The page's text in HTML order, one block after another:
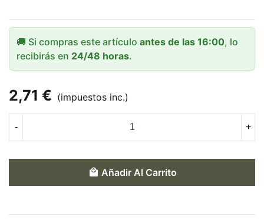
🚚 Si compras este artículo antes de las 16:00, lo
recibirás en 24/48 horas.
2,71 € (impuestos inc.)
- +
Añadir Al Carrito